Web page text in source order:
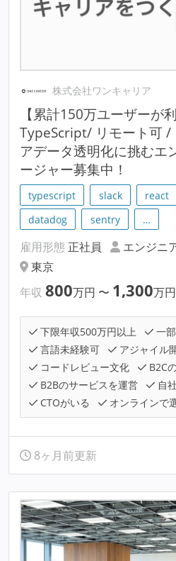
株式会社ワンキャリア
【累計150万ユーザーが
TypeScript/ リモート可 /
アデータ透明化に挑むエ
ージャー募集中！
typescript slack react
datadog
sentry …
雇用形態 正社員
エンジニ
東京
年収 800万円 〜 1,300万円
下限年収500万円以上
一
言語未経験可
アジャイル
コードレビュー文化
B2C
B2Bのサービスを運営
自
CTOがいる
オンラインで
8ヶ月前更新